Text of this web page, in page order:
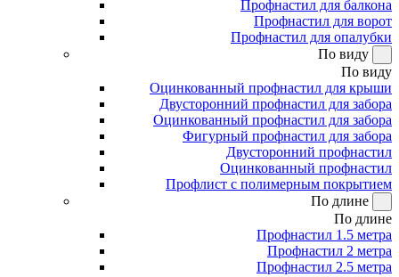
Профнастил для балкона
Профнастил для ворот
Профнастил для опалубки
По виду
По виду
Оцинкованный профнастил для крыши
Двусторонний профнастил для забора
Оцинкованный профнастил для забора
Фигурный профнастил для забора
Двусторонний профнастил
Оцинкованный профнастил
Профлист с полимерным покрытием
По длине
По длине
Профнастил 1.5 метра
Профнастил 2 метра
Профнастил 2.5 метра